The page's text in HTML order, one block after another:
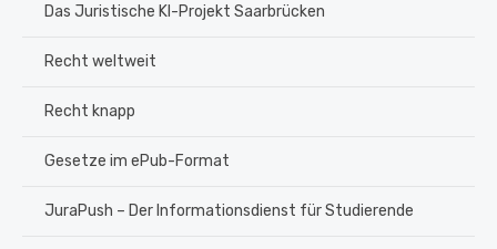
Das Juristische KI-Projekt Saarbrücken
Recht weltweit
Recht knapp
Gesetze im ePub-Format
JuraPush – Der Informationsdienst für Studierende